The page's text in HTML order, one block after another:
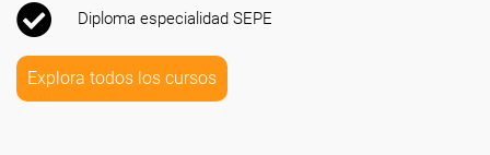
Diploma especialidad SEPE
Explora todos los cursos